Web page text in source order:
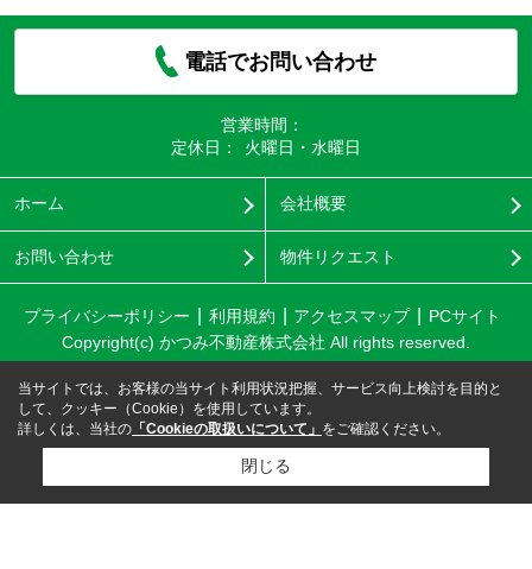
電話でお問い合わせ
営業時間：
定休日：
火曜日・水曜日
ホーム 会社概要
お問い合わせ 物件リクエスト
プライバシーポリシー 利用規約 アクセスマップ
PCサイト
Copyright(c) かつみ不動産株式会社 All rights reserved.
当サイトでは、お客様の当サイト利用状況把握、サービス向上検討を目的と
して、クッキー（Cookie）を使用しています。
詳しくは、当社の 「Cookieの取扱いについて」 をご確認ください。
閉じる